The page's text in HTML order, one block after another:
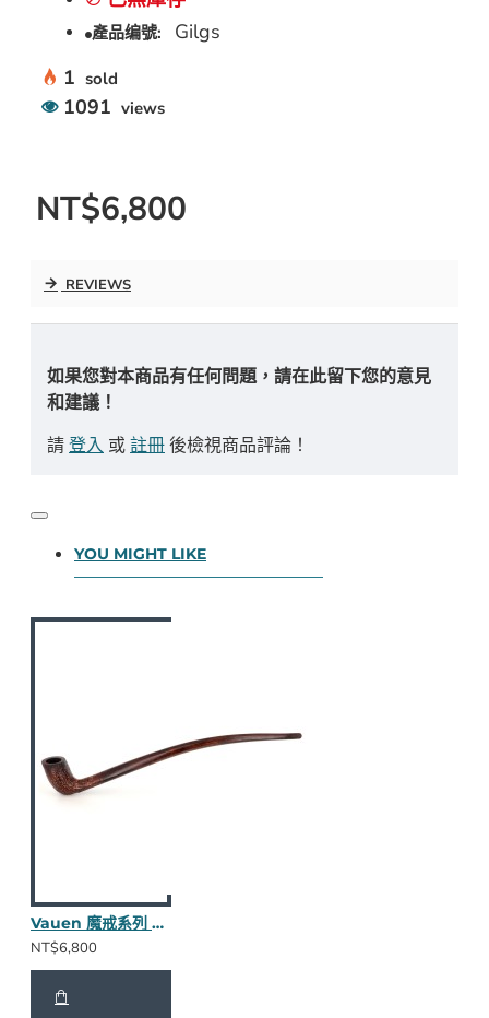
產品编號:
Gilgs
1 sold
1091 views
NT$6,800
REVIEWS
如果您對本商品有任何問題，請在此留下您的意見
和建議！
請登入 或註冊後檢視商品評論！
YOU MIGHT LIKE
Vauen 魔戒系列 Arondor S 長斗
NT$6,800